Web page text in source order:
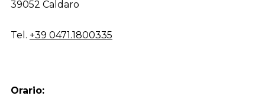
39052 Caldaro
Tel. +39 0471.1800335
Orario: